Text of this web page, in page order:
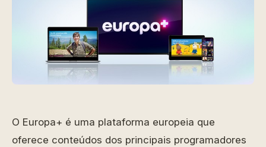
O Europa+ é uma plataforma europeia que
oferece conteúdos dos principais programadores